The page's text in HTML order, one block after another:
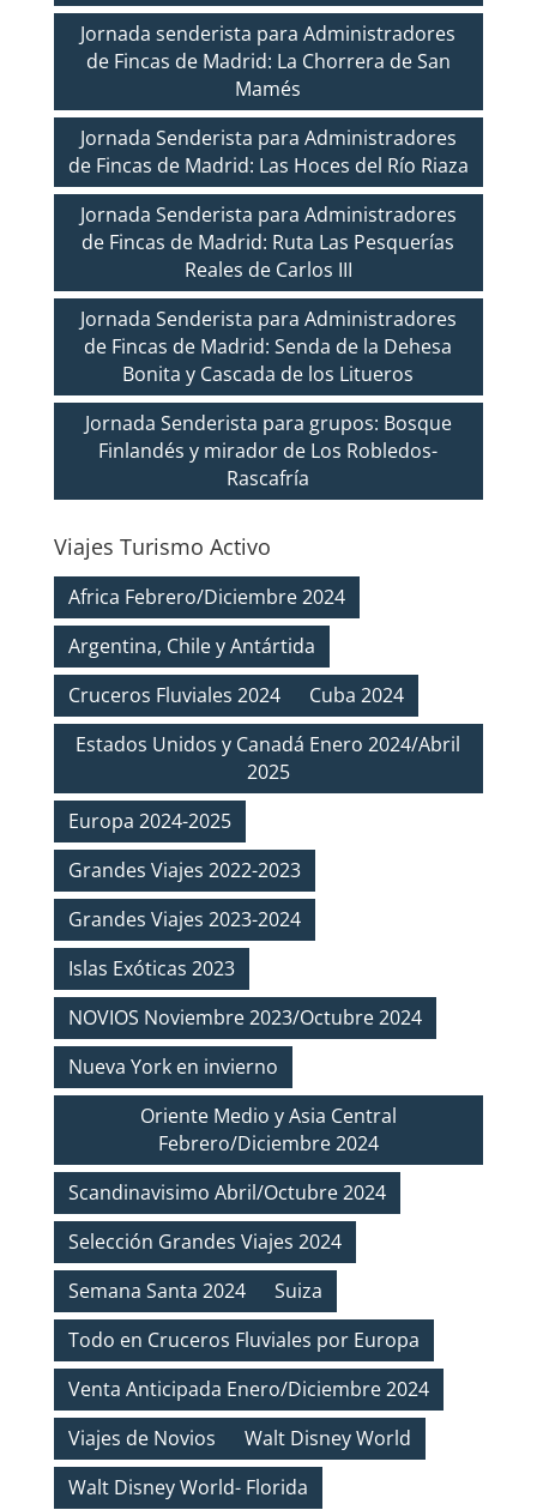
Jornada senderista para Administradores
de Fincas de Madrid: La Chorrera de San
Mamés
Jornada Senderista para Administradores
de Fincas de Madrid: Las Hoces del Río Riaza
Jornada Senderista para Administradores
de Fincas de Madrid: Ruta Las Pesquerías
Reales de Carlos III
Jornada Senderista para Administradores
de Fincas de Madrid: Senda de la Dehesa
Bonita y Cascada de los Litueros
Jornada Senderista para grupos: Bosque
Finlandés y mirador de Los Robledos-
Rascafría
Viajes Turismo Activo
Africa Febrero/Diciembre 2024
Argentina, Chile y Antártida
Cruceros Fluviales 2024
Cuba 2024
Estados Unidos y Canadá Enero 2024/Abril
2025
Europa 2024-2025
Grandes Viajes 2022-2023
Grandes Viajes 2023-2024
Islas Exóticas 2023
NOVIOS Noviembre 2023/Octubre 2024
Nueva York en invierno
Oriente Medio y Asia Central
Febrero/Diciembre 2024
Scandinavisimo Abril/Octubre 2024
Selección Grandes Viajes 2024
Semana Santa 2024
Suiza
Todo en Cruceros Fluviales por Europa
Venta Anticipada Enero/Diciembre 2024
Viajes de Novios
Walt Disney World
Walt Disney World- Florida